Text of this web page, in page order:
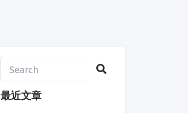
最近文章